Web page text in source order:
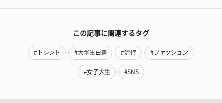
この記事に関連するタグ
#トレンド #大学生白書 #流行 #ファッション
#女子大生 #SNS